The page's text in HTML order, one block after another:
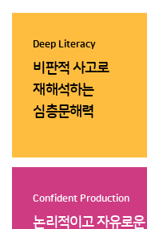
Deep Literacy
비판적 사고로
재해석하는
심층문해력
Confident Production
논리적이고 자유로운